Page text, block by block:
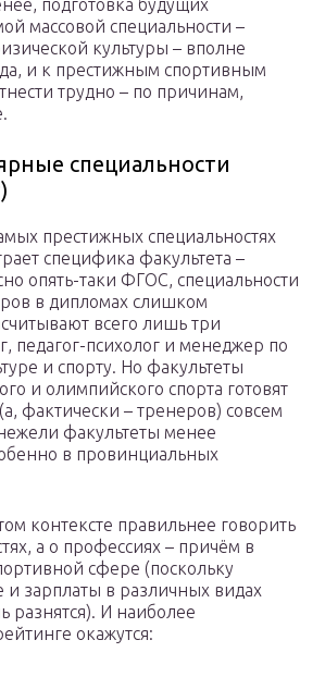
подготовка будущих
массовой специальности –
культуры – вполне
и к престижным спортивным
трудно – по причинам,
специальности
престижных специальностях
специфика факультета –
опять-таки ФГОС, специальности
в дипломах слишком
всего лишь три
педагог-психолог и менеджер по
и спорту. Но факультеты
и олимпийского спорта готовят
фактически – тренеров) совсем
факультеты менее
в провинциальных
контексте правильнее говорить
а о профессиях – причём в
сфере (поскольку
зарплаты в различных видах
разнятся). И наиболее
окажутся: